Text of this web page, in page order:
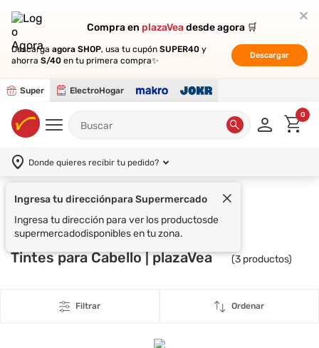
Compra en plazaVeadesde agora 🛒
Descarga agora SHOP, usa tu cupón SUPER40 y
ahorra S/40 en tu primera compra✨
Descargar
Super ElectroHogar
Compra en plazaVeadesde agora 🛒
Descarga agora SHOP, usa tu cupón SUPER40 y
ahorra S/40 en tu primera compra✨
Descargar
0
Donde quieres recibir tu pedido?
Ingresa tu direcciónpara Supermercado
Ingresa tu dirección para ver los productosde
supermercadodisponibles en tu zona.
Supermercado JUST FOR MEN
Tintes para Cabello | plazaVea (3 productos)
Filtrar Ordenar